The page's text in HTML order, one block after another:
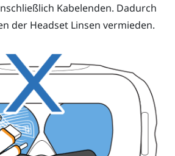
Kabelenden. Dadurch
der HeadsetLinsen vermieden.